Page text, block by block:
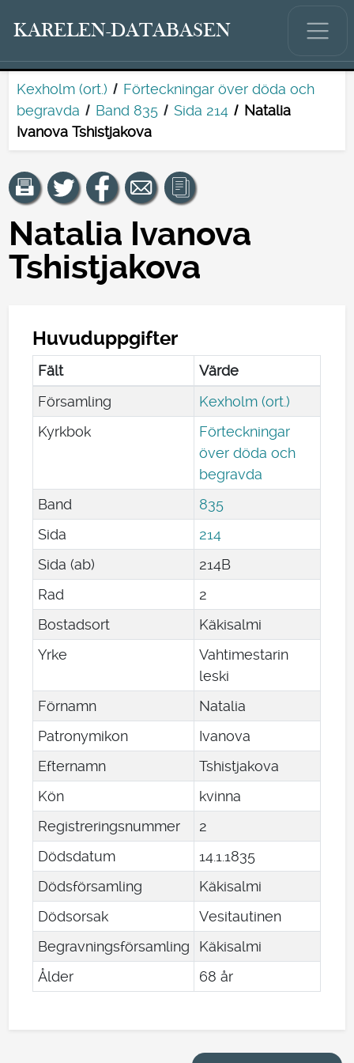
KARELEN-DATABASEN
Kexholm (ort.)
Förteckningar över döda och
begravda
Band 835 Sida 214
Natalia
Ivanova Tshistjakova
Natalia Ivanova
Tshistjakova
Huvuduppgifter
Fält
Värde
Församling
Kexholm (ort.)
Kyrkbok
Förteckningar
över döda och
begravda
Band
835
Sida
214
Sida (ab)
214B
Rad
2
Bostadsort
Käkisalmi
Yrke
Vahtimestarin
leski
Förnamn
Natalia
Patronymikon
Ivanova
Efternamn
Tshistjakova
Kön
kvinna
Registreringsnummer
2
Dödsdatum
14.1 1835
Dödsförsamling
Käkisalmi
Dödsorsak
Vesitautinen
Begravningsförsamling
Käkisalmi
Ålder
68 år